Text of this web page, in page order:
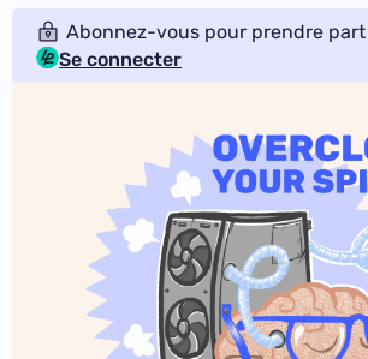
Abonnez-vous pour prendre
Se connecter